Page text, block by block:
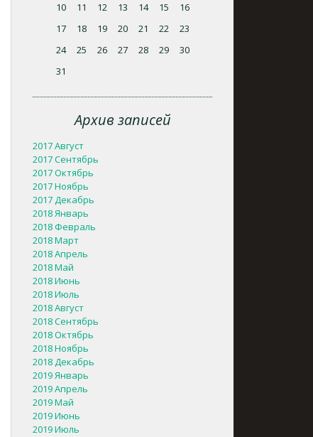
10
11 12 13 14 15
16
17
18 19 20 21 22
23
24
25 26 27 28 29
30
31
Архив записей
2017 Август
2017 Сентябрь
2017 Октябрь
2017 Ноябрь
2017 Декабрь
2018 Январь
2018 Февраль
2018 Март
2018 Апрель
2018 Май
2018 Июнь
2018 Июль
2018 Август
2018 Сентябрь
2018 Октябрь
2018 Ноябрь
2018 Декабрь
2019 Январь
2019 Апрель
2019 Май
2019 Июнь
2019 Июль